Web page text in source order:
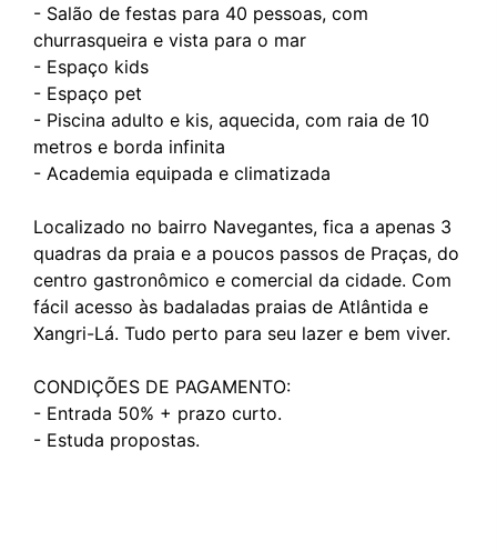
- Salão de festas para 40 pessoas, com
churrasqueira e vista para o mar
- Espaço kids
- Espaço pet
- Piscina adulto e kis, aquecida, com raia de 10
metros e borda infinita
- Academia equipada e climatizada
Localizado no bairro Navegantes, fica a apenas 3
quadras da praia e a poucos passos de Praças, do
centro gastronômico e comercial da cidade. Com
fácil acesso às badaladas praias de Atlântida e
Xangri-Lá. Tudo perto para seu lazer e bem viver.
CONDIÇÕES DE PAGAMENTO:
- Entrada 50% + prazo curto.